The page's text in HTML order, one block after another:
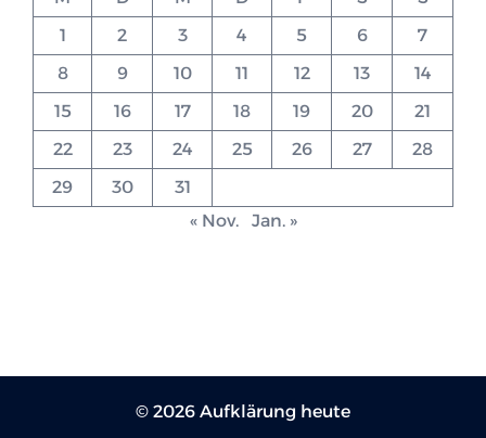
1
2 3 4 5 6
7
8
9 10 11 12 13
14
15
16 17 18 19 20
21
22
23 24 25 26 27
28
29
30
31
« Nov.
Jan. »
© 2026 Aufklärung heute